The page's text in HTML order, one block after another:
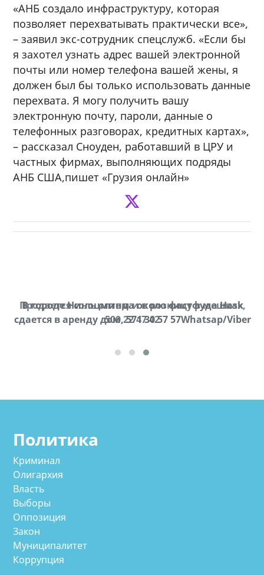
«АНБ создало инфраструктуру, которая
позволяет перехватывать практически все»,
– заявил экс-сотрудник спецслужб. «Если бы
я захотел узнать адрес вашей электронной
почты или номер телефона вашей жены, я
должен был бы только использовать данные
перехвата. Я могу получить вашу
электронную почту, пароли, данные о
телефонных разговорах, кредитных картах»,
– рассказал Сноуден, работавший в ЦРУ и
частных фирмах, выполняющих подряды
АНБ США,пишет «Грузия онлайн»
Продается соль оптом и в розницу в мешках,
500 22 47 42
В городе Ниноцминда около фастфуда Hask
cдается в аренду дом, 571 30 57 57Whatsap/Viber
Политика
Криминал
Олигархия
Власть
Выборы
Оппозиция
Закон
Муниципалитет
Коррупция